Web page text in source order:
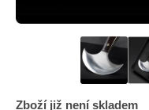
Zboží již není skladem